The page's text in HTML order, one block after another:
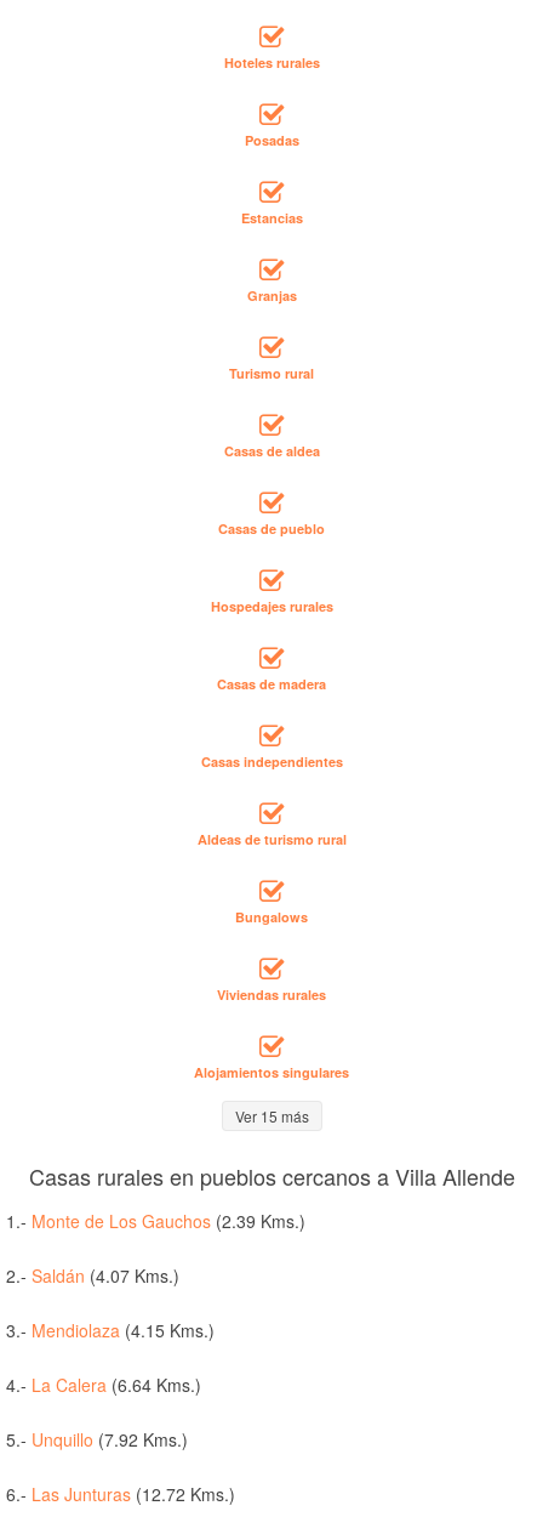
Hoteles rurales
Posadas
Estancias
Granjas
Turismo rural
Casas de aldea
Casas de pueblo
Hospedajes rurales
Casas de madera
Casas independientes
Aldeas de turismo rural
Bungalows
Viviendas rurales
Alojamientos singulares
Ver 15 más
Casas rurales en pueblos cercanos a Villa Allende
1.- Monte de Los Gauchos (2.39 Kms.)
2.- Saldán (4.07 Kms.)
3.- Mendiolaza (4.15 Kms.)
4.- La Calera (6.64 Kms.)
5.- Unquillo (7.92 Kms.)
6.- Las Junturas (12.72 Kms.)